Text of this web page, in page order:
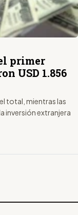
primer
USD 1.856
total, mientras las
inversión extranjera